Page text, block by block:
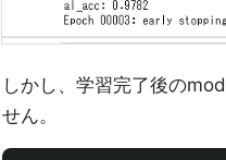
しかし、学習完了後の
せん。